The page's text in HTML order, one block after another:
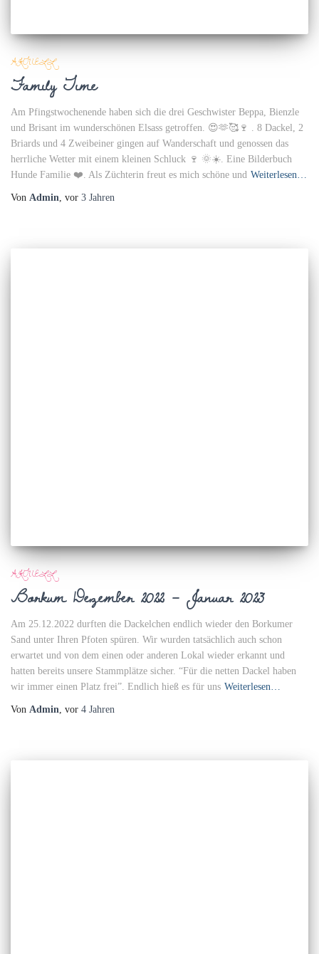
AKTUELL
Family Time
Am Pfingstwochenende haben sich die drei Geschwister Beppa, Bienzle
und Brisant im wunderschönen Elsass getroffen. 😍🫶🥰🍷 . 8 Dackel, 2
Briards und 4 Zweibeiner gingen auf Wanderschaft und genossen das
herrliche Wetter mit einem kleinen Schluck 🍷 🌞☀️. Eine Bilderbuch
Hunde Familie ❤️. Als Züchterin freut es mich schöne und Weiterlesen…
Von Admin, vor 3 Jahren
AKTUELL
Borkum Dezember 2022 – Januar 2023
Am 25.12.2022 durften die Dackelchen endlich wieder den Borkumer
Sand unter Ihren Pfoten spüren. Wir wurden tatsächlich auch schon
erwartet und von dem einen oder anderen Lokal wieder erkannt und
hatten bereits unsere Stammplätze sicher. “Für die netten Dackel haben
wir immer einen Platz frei”. Endlich hieß es für uns Weiterlesen…
Von Admin, vor 4 Jahren